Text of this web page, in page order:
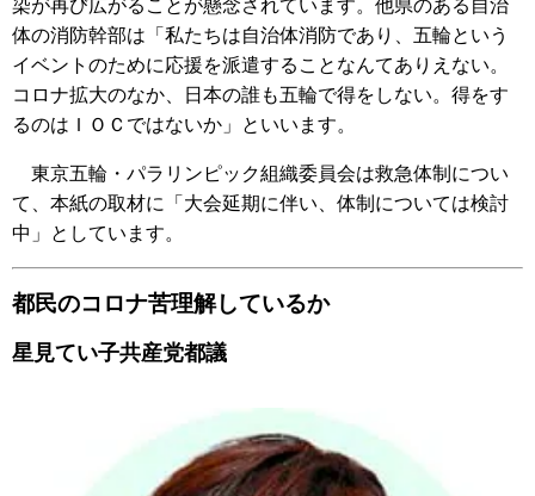
染が再び広がることが懸念されています。他県のある自治
体の消防幹部は「私たちは自治体消防であり、五輪という
イベントのために応援を派遣することなんてありえない。
コロナ拡大のなか、日本の誰も五輪で得をしない。得をす
るのはＩＯＣではないか」といいます。
東京五輪・パラリンピック組織委員会は救急体制につい
て、本紙の取材に「大会延期に伴い、体制については検討
中」としています。
都民のコロナ苦理解しているか
星見てい子共産党都議